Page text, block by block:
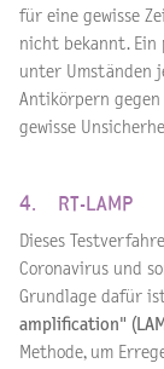
für eine gewisse
nicht bekannt. Ein
unter Umständen
Antikörpern gegen
gewisse
4. RT-LAMP
Dieses
Coronavirus und
Grundlage dafür
amplification"
Methode, um